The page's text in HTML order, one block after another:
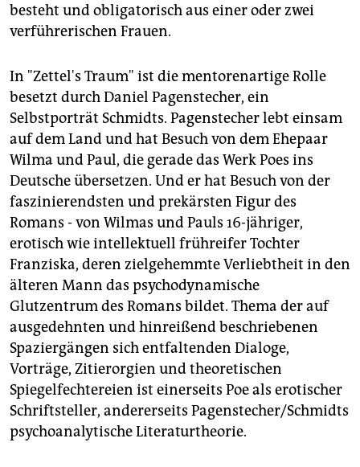
besteht und obligatorisch aus einer oder zwei
verführerischen Frauen.
In "Zettel's Traum" ist die mentorenartige Rolle
besetzt durch Daniel Pagenstecher, ein
Selbstporträt Schmidts. Pagenstecher lebt einsam
auf dem Land und hat Besuch von dem Ehepaar
Wilma und Paul, die gerade das Werk Poes ins
Deutsche übersetzen. Und er hat Besuch von der
faszinierendsten und prekärsten Figur des
Romans - von Wilmas und Pauls 16-jähriger,
erotisch wie intellektuell frühreifer Tochter
Franziska, deren zielgehemmte Verliebtheit in den
älteren Mann das psychodynamische
Glutzentrum des Romans bildet. Thema der auf
ausgedehnten und hinreißend beschriebenen
Spaziergängen sich entfaltenden Dialoge,
Vorträge, Zitierorgien und theoretischen
Spiegelfechtereien ist einerseits Poe als erotischer
Schriftsteller, andererseits Pagenstecher/Schmidts
psychoanalytische Literaturtheorie.